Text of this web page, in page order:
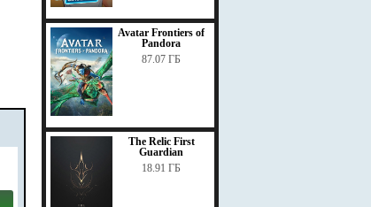
Avatar Frontiers of
Pandora
87.07 ГБ
The Relic First
Guardian
18.91 ГБ